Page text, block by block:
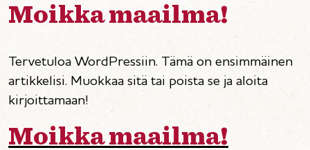
Moikka maailma!
Tervetuloa WordPressiin. Tämä on ensimmäinen
artikkelisi. Muokkaa sitä tai poista se ja aloita
kirjoittamaan!
Moikka maailma!